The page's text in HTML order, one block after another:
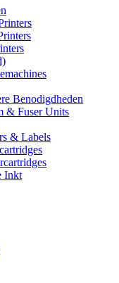
Benodigdheden
& Fuser Units
& Labels
Inkt